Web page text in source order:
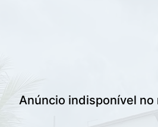
Anúncio indisponível no